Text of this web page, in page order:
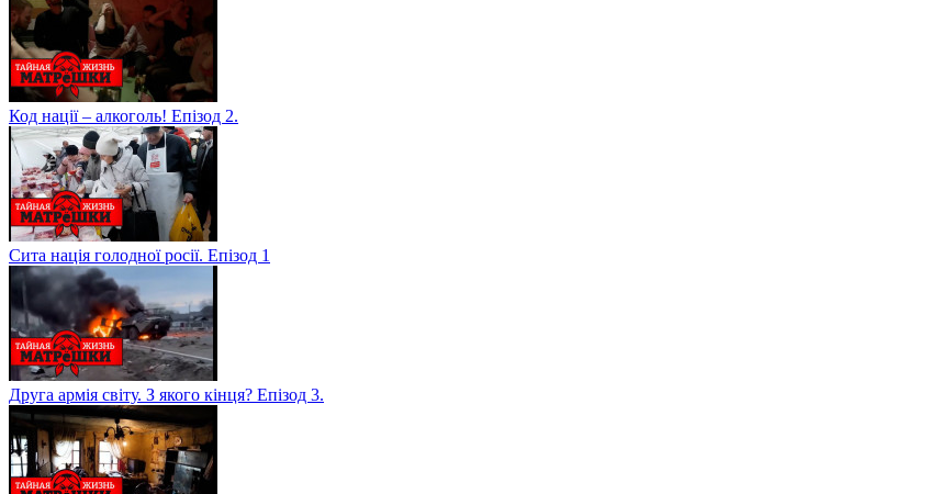
Код нації – алкоголь! Епізод 2.
Сита нація голодної росії. Епізод 1
Друга армія світу. З якого кінця? Епізод 3.